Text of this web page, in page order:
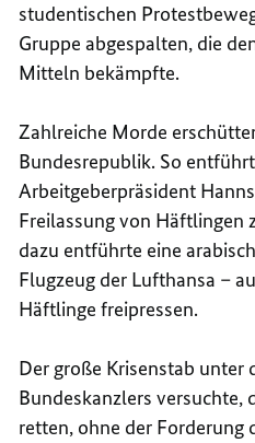
studentischen
Gruppe abgespalten, die
Mitteln bekämpfte.
Zahlreiche Morde
Bundesrepublik. So
Arbeitgeberpräsident
Freilassung von Häftlingen
dazu entführte eine
Flugzeug der Lufthansa –
Häftlinge freipressen.
Der große Krisenstab unter
Bundeskanzlers versuchte,
retten, ohne der Forderung